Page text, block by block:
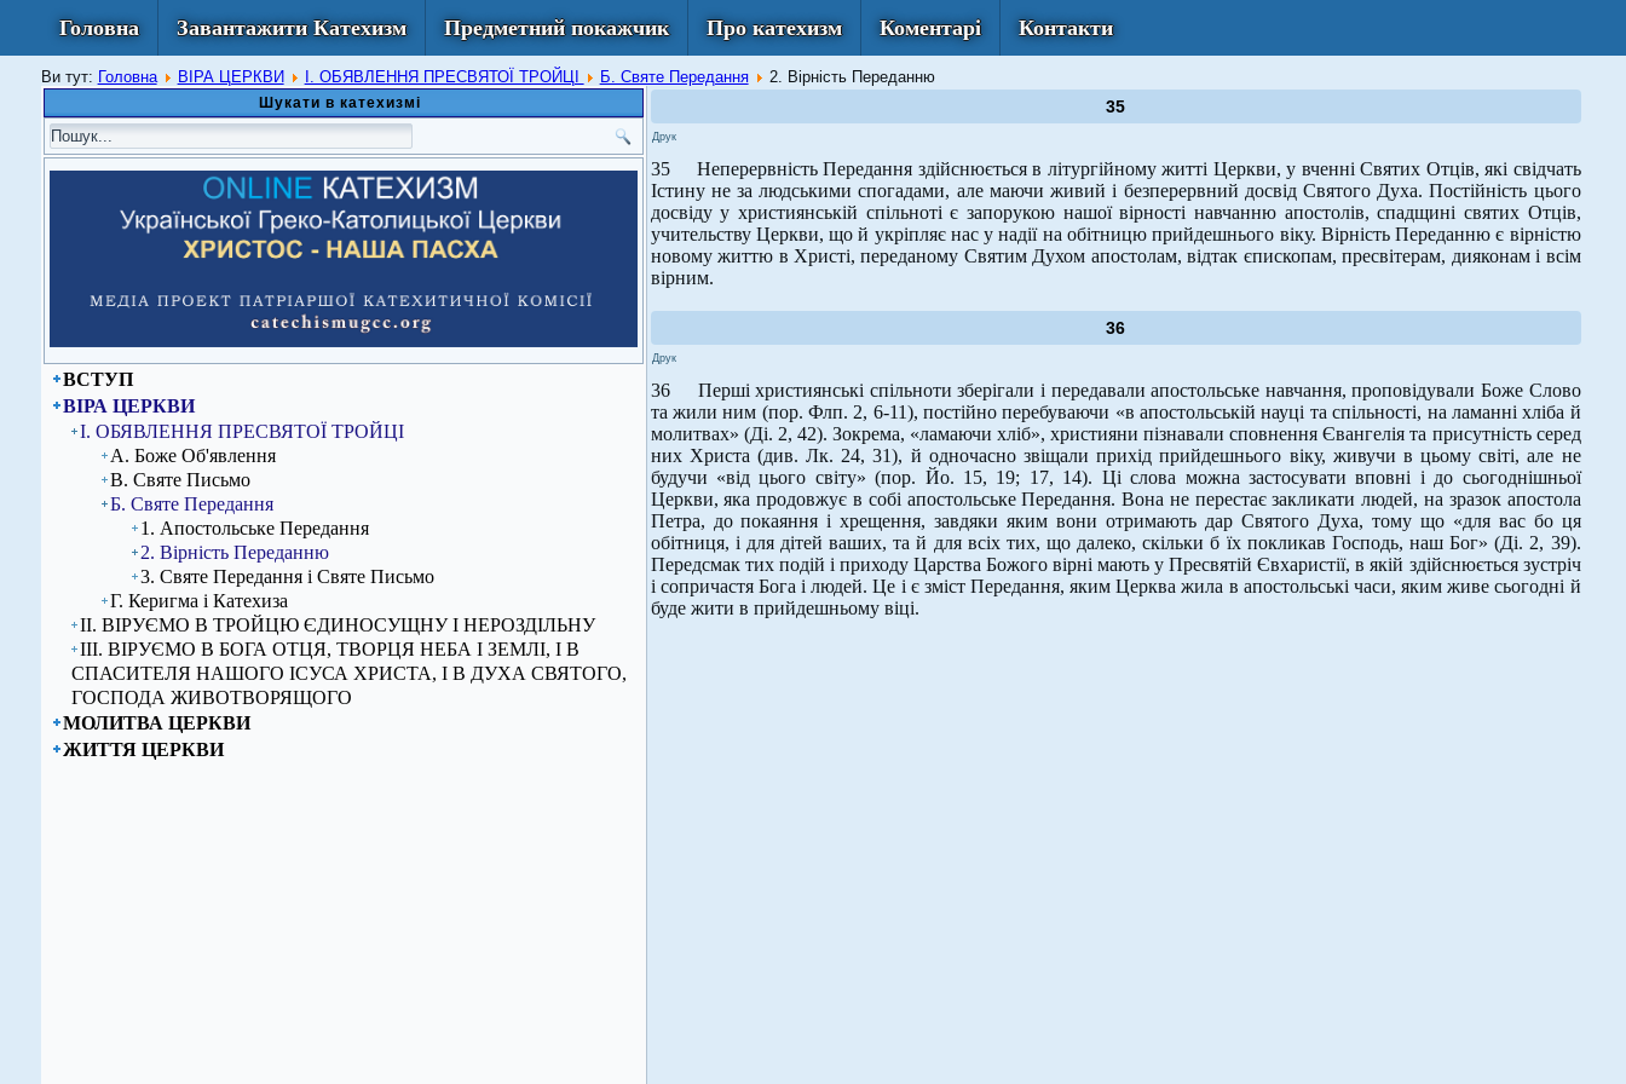
Головна Завантажити Катехизм Предметний покажчик Про катехизм Коментарі Контакти
Ви тут: Головна ВІРА ЦЕРКВИ I. ОБЯВЛЕННЯ ПРЕСВЯТОЇ ТРОЙЦІ Б. Святе Передання 2. Вірність Переданню
Шукати в катехизмі
ВСТУП
ВІРА ЦЕРКВИ
I. ОБЯВЛЕННЯ ПРЕСВЯТОЇ ТРОЙЦІ
А. Боже Об'явлення
В. Святе Письмо
Б. Святе Передання
1. Апостольське Передання
2. Вірність Переданню
3. Святе Передання і Святе Письмо
Г. Керигма і Катехиза
ІІ. ВІРУЄМО В ТРОЙЦЮ ЄДИНОСУЩНУ І НЕРОЗДІЛЬНУ
ІІІ. ВІРУЄМО В БОГА ОТЦЯ, ТВОРЦЯ НЕБА І ЗЕМЛІ, І В
СПАСИТЕЛЯ НАШОГО ІСУСА ХРИСТА, І В ДУХА СВЯТОГО,
ГОСПОДА ЖИВОТВОРЯЩОГО
МОЛИТВА ЦЕРКВИ
ЖИТТЯ ЦЕРКВИ
35
Друк
35 Неперервність Передання здійснюється в літургійному житті Церкви, у вченні Святих Отців, які свідчать
Істину не за людськими спогадами, але маючи живий і безперервний досвід Святого Духа. Постійність цього
досвіду у християнській спільноті є запорукою нашої вірності навчанню апостолів, спадщині святих Отців,
учительству Церкви, що й укріпляє нас у надії на обітницю прийдешнього віку. Вірність Переданню є вірністю
новому життю в Христі, переданому Святим Духом апостолам, відтак єпископам, пресвітерам, дияконам і всім
вірним.
36
Друк
36 Перші християнські спільноти зберігали і передавали апостольське навчання, проповідували Боже Слово
та жили ним (пор. Флп. 2, 6-11), постійно перебуваючи «в апостольській науці та спільності, на ламанні хліба й
молитвах» (Ді. 2, 42). Зокрема, «ламаючи хліб», християни пізнавали сповнення Євангелія та присутність серед
них Христа (див. Лк. 24, 31), й одночасно звіщали прихід прийдешнього віку, живучи в цьому світі, але не
будучи «від цього світу» (пор. Йо. 15, 19; 17, 14). Ці слова можна застосувати вповні і до сьогоднішньої
Церкви, яка продовжує в собі апостольське Передання. Вона не перестає закликати людей, на зразок апостола
Петра, до покаяння і хрещення, завдяки яким вони отримають дар Святого Духа, тому що «для вас бо ця
обітниця, і для дітей ваших, та й для всіх тих, що далеко, скільки б їх покликав Господь, наш Бог» (Ді. 2, 39).
Передсмак тих подій і приходу Царства Божого вірні мають у Пресвятій Євхаристії, в якій здійснюється зустріч
і сопричастя Бога і людей. Це і є зміст Передання, яким Церква жила в апостольські часи, яким живе сьогодні й
буде жити в прийдешньому віці.